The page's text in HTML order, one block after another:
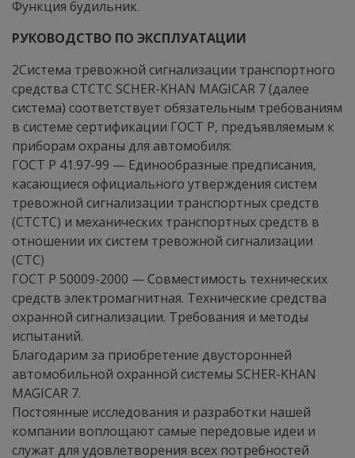
Функция будильник.
РУКОВОДСТВО ПО ЭКСПЛУАТАЦИИ
2Система тревожной сигнализации транспортного
средства СТСТС SCHER-KHAN MAGICAR 7 (далее
система) соответствует обязательным требованиям
в системе сертификации ГОСТ Р, предъявляемым к
приборам охраны для автомобиля:
ГОСТ Р 41.97-99 — Единообразные предписания,
касающиеся официального утверждения систем
тревожной сигнализации транспортных средств
(СТСТС) и механических транспортных средств в
отношении их систем тревожной сигнализации
(СТС)
ГОСТ Р 50009-2000 — Совместимость технических
средств электромагнитная. Технические средства
охранной сигнализации. Требования и методы
испытаний.
Благодарим за приобретение двусторонней
автомобильной охранной системы SCHER-KHAN
MAGICAR 7.
Постоянные исследования и разработки нашей
компании воплощают самые передовые идеи и
служат для удовлетворения всех потребностей